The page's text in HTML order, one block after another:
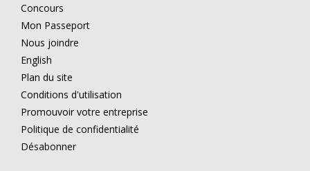
Concours
Mon Passeport
Nous joindre
English
Plan du site
Conditions d'utilisation
Promouvoir votre entreprise
Politique de confidentialité
Désabonner